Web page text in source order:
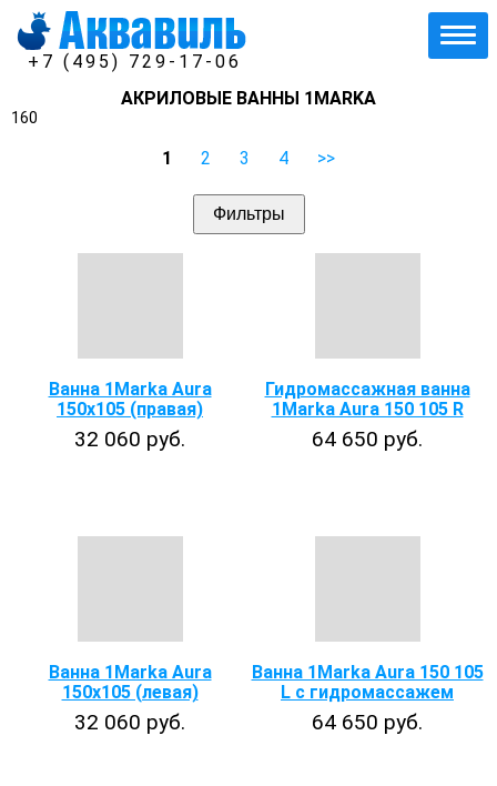
+7 (495) 729-17-06
АКРИЛОВЫЕ ВАННЫ 1MARKA
160
1 2 3 4 >>
Фильтры
Ванна 1Marka Aura
150х105 (правая)
32 060 руб.
Гидромассажная ванна
1Marka Aura 150 105 R
64 650 руб.
Ванна 1Marka Aura
150х105 (левая)
32 060 руб.
Ванна 1Marka Aura 150 105
L с гидромассажем
64 650 руб.